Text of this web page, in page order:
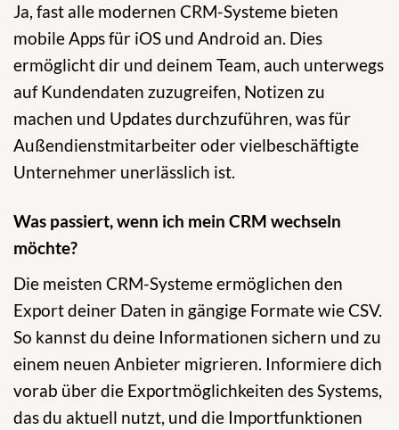
Ja, fast alle modernen CRM-Systeme bieten
mobile Apps für iOS und Android an. Dies
ermöglicht dir und deinem Team, auch unterwegs
auf Kundendaten zuzugreifen, Notizen zu
machen und Updates durchzuführen, was für
Außendienstmitarbeiter oder vielbeschäftigte
Unternehmer unerlässlich ist.
Was passiert, wenn ich mein CRM wechseln
möchte?
Die meisten CRM-Systeme ermöglichen den
Export deiner Daten in gängige Formate wie CSV.
So kannst du deine Informationen sichern und zu
einem neuen Anbieter migrieren. Informiere dich
vorab über die Exportmöglichkeiten des Systems,
das du aktuell nutzt, und die Importfunktionen